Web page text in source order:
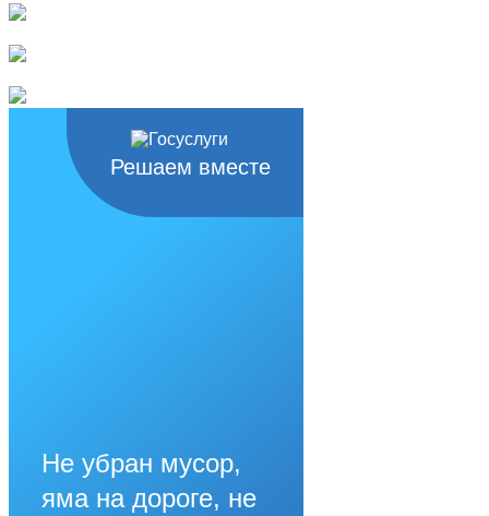
Решаем вместе
Не убран мусор,
яма на дороге, не